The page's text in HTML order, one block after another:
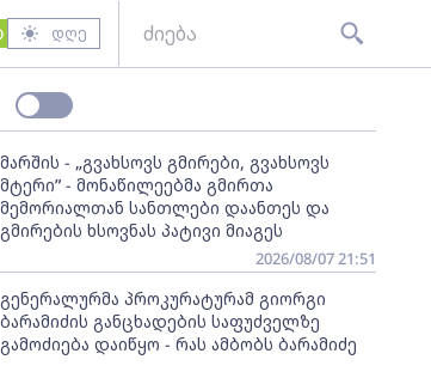
დღე
მარშის - „გვახსოვს გმირები, გვახსოვს
მტერი” - მონაწილეებმა გმირთა
მემორიალთან სანთლები დაანთეს და
გმირების ხსოვნას პატივი მიაგეს
2026/08/07 21:51
გენერალურმა პროკურატურამ გიორგი
ბარამიძის განცხადების საფუძველზე
გამოძიება დაიწყო - რას ამბობს ბარამიძე